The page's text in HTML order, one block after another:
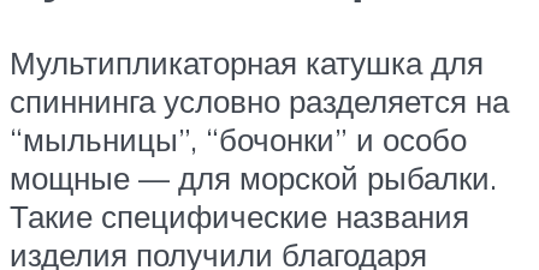
Мультипликаторная катушка для
спиннинга условно разделяется на
“мыльницы”, “бочонки” и особо
мощные — для морской рыбалки.
Такие специфические названия
изделия получили благодаря